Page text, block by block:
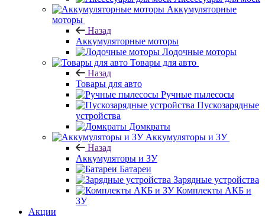
Аккумуляторные
моторы
Назад
Аккумуляторные моторы
Лодочные моторы
Товары для авто
Назад
Товары для авто
Ручные пылесосы
Пускозарядные
устройства
Домкраты
Аккумуляторы и ЗУ
Назад
Аккумуляторы и ЗУ
Батареи
Зарядные устройства
Комплекты АКБ и
ЗУ
Акции